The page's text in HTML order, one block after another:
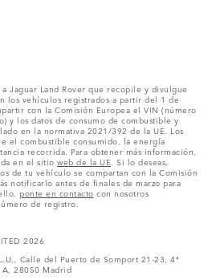
Jaguar Land Rover que recopile y divulgue
los vehículos registrados a partir del 1 de
con la Comisión Europea el VIN (número
y los datos de consumo de combustible y
en la normativa 2021/392 de la UE. Los
el combustible consumido, la energía
recorrida. Para obtener más información,
en el sitio web de la UE . Si lo deseas,
de tu vehículo se compartan con la Comisión
notificarlo antes de finales de marzo para
ponte en contacto con nosotros
de registro.
2026
Calle del Puerto de Somport 21-23, 4ª
28050 Madrid